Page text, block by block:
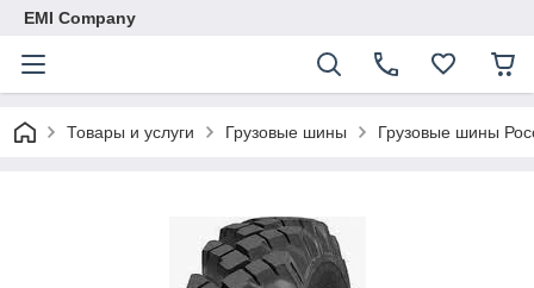
EMI Company
Товары и услуги Грузовые шины Грузовые шины